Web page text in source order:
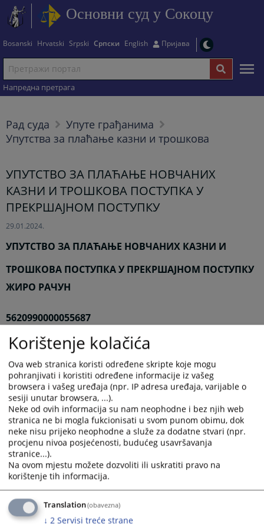
Основни суд у Сокоцу
Bosanski Hrvatski Srpski Српски English Пријава
Напредна претрага
Рад суда
Упуте грађанима
Упутства за плаћање казни и трошкова
УПУТСТВО ЗА ПЛАЋАЊЕ НОВЧАНИХ
КАЗНИ И ТРОШКОВА ПОСТУПКА У
ПРЕКРШАЈНОМ ПОСТУПКУ
29.01.2024.
УПУТСТВО ЗА ПЛАЋАЊЕ НОВЧАНИХ КАЗНИ И
ТРОШКОВА ПОСТУПКА У ПРЕКРШАЈНОМ ПОСТУПКУ
ЖИРО РАЧУН
5620990000055687
ВРСТА ПРИХОДА
723111
БУDžЕТСКА ОРГАНИЗАЦИЈА
ОПШТИНА094
ПОЗИВ НА БРОЈ _________
СВРХА ДОЗНАКЕ-НАВЕСТИ БРОЈ ПРЕДМЕТА СУДА
Korištenje kolačića
Ova web stranica koristi određene skripte koje mogu
pohranjivati i koristiti određene informacije iz vašeg
browsera i vašeg uređaja (npr. IP adresa uređaja, varijable o
sesiji unutar browsera, ...).
Neke od ovih informacija su nam neophodne i bez njih web
stranica ne bi mogla fukcionisati u svom punom obimu, dok
neke nisu prijeko neophodne a služe za dodatne stvari (npr.
procjenu nivoa posjećenosti, budućeg usavršavanja
stranice...).
Na ovom mjestu možete dozvoliti ili uskratiti pravo na
korištenje tih informacija.
Translation(obavezna)
↓ 2 Servisi treće strane